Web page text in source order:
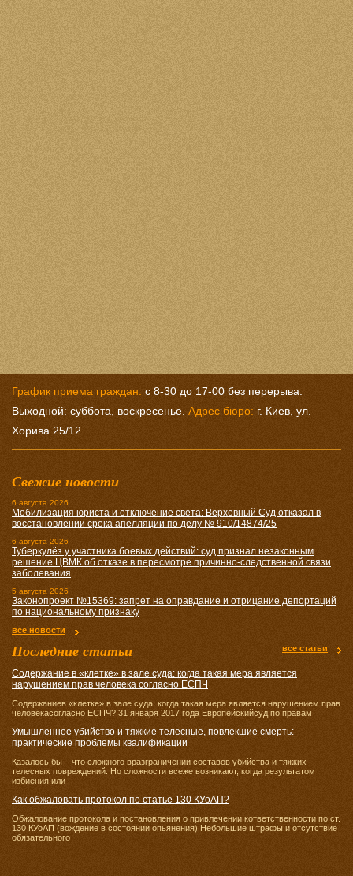
График приема граждан: с 8-30 до 17-00 без перерыва.
Выходной: суббота, воскресенье. Адрес бюро: г. Киев, ул.
Хорива 25/12
Свежие новости
6 августа 2026
Мобилизация юриста и отключение света: Верховный Суд отказал в
восстановлении срока апелляции по делу № 910/14874/25
6 августа 2026
Туберкулёз у участника боевых действий: суд признал незаконным
решение ЦВМК об отказе в пересмотре причинно-следственной связи
заболевания
5 августа 2026
Законопроект №15369: запрет на оправдание и отрицание депортаций
по национальному признаку
все новости
Последние статьи все статьи
Содержание в «клетке» в зале суда: когда такая мера является
нарушением прав человека согласно ЕСПЧ
Содержаниев «клетке» в зале суда: когда такая мера является нарушением прав
человекасогласно ЕСПЧ? 31 января 2017 года Европейскийсуд по правам
Умышленное убийство и тяжкие телесные, повлекшие смерть:
практические проблемы квалификации
Казалось бы – что сложного вразграничении составов убийства и тяжких
телесных повреждений. Но сложности всеже возникают, когда результатом
избиения или
Как обжаловать протокол по статье 130 КУоАП?
Обжалование протокола и постановления о привлечении кответственности по ст.
130 КУоАП (вождение в состоянии опьянения) Небольшие штрафы и отсутствие
обязательного